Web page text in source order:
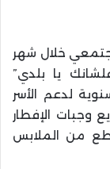
خلال شهر
يا بلدي”
لدعم الأسر
وجبات الإفطار
من الملابس